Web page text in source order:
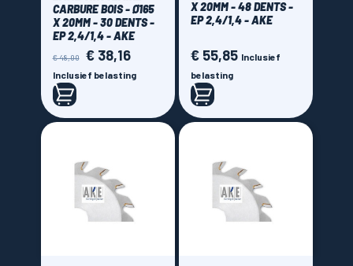
CARBURE BOIS - Ø165
X 20MM - 30 DENTS -
EP 2,4/1,4 - AKE
Normale
prijs
€ 48,00 Prijs
€ 38,16
Inclusief belasting
X 20MM - 48 DENTS -
EP 2,4/1,4 - AKE
Prijs
€ 55,85 Inclusief
belasting